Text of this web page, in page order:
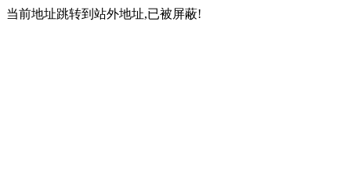
当前地址跳转到站外地址,已被屏蔽!